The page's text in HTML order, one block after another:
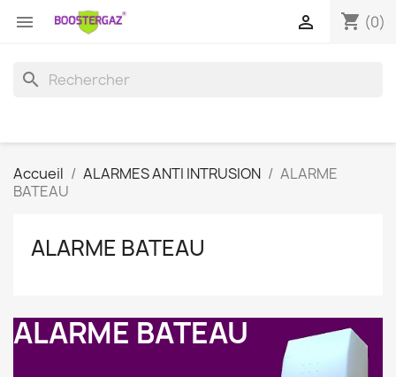
 shopping_cart (0)

search
Accueil ALARMES ANTI INTRUSION
ALARME
BATEAU
ALARME BATEAU
ALARME BATEAU